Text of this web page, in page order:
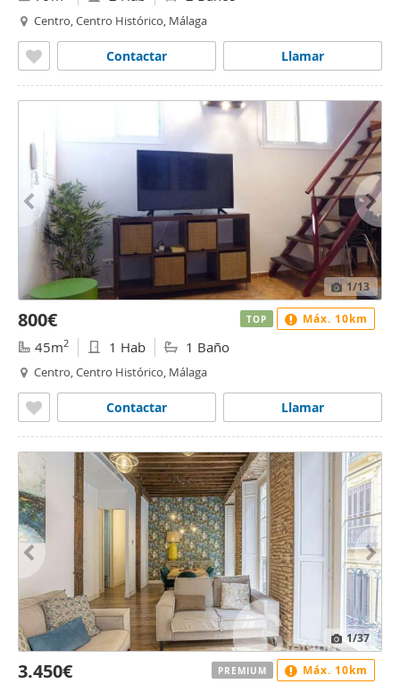
Centro, Centro Histórico, Málaga
Llamar
Contactar
1/13
800€
45m2 1 Hab 1 Baño
Centro, Centro Histórico, Málaga
Llamar
Contactar
TOP Máx. 10km
1/37
3.450€ PREMIUM Máx. 10km